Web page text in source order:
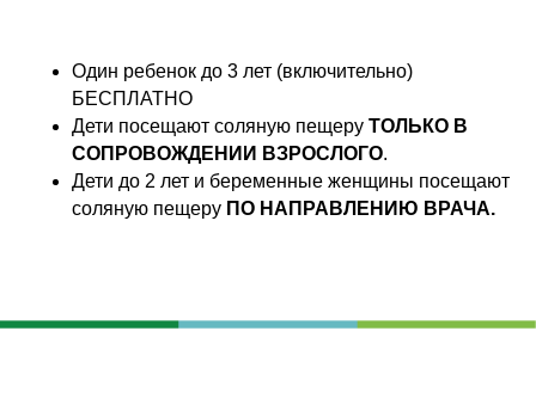
Один ребенок до 3 лет (включительно)
БЕСПЛАТНО
Дети посещают соляную пещеру ТОЛЬКО В
СОПРОВОЖДЕНИИ ВЗРОСЛОГО.
Дети до 2 лет и беременные женщины посещают
соляную пещеру ПО НАПРАВЛЕНИЮ ВРАЧА.